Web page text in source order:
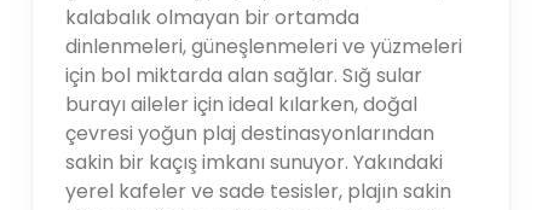
kalabalık olmayan bir ortamda
dinlenmeleri, güneşlenmeleri ve yüzmeleri
için bol miktarda alan sağlar. Sığ sular
burayı aileler için ideal kılarken, doğal
çevresi yoğun plaj destinasyonlarından
sakin bir kaçış imkanı sunuyor. Yakındaki
yerel kafeler ve sade tesisler, plajın sakin